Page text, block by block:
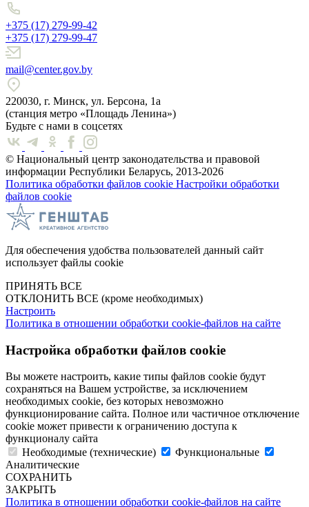
+375 (17) 279-99-42
+375 (17) 279-99-47
mail@center.gov.by
220030, г. Минск, ул. Берсона, 1а
(станция метро «Площадь Ленина»)
Будьте с нами в соцсетях
© Национальный центр законодательства и правовой
информации Республики Беларусь, 2013-2026
Политика обработки файлов cookie Настройки обработки
файлов cookie
Для обеспечения удобства пользователей данный сайт
использует файлы cookie
ПРИНЯТЬ ВСЕ
ОТКЛОНИТЬ ВСЕ (кроме необходимых)
Настроить
Политика в отношении обработки cookie-файлов на сайте
Настройка обработки файлов cookie
Вы можете настроить, какие типы файлов cookie будут
сохраняться на Вашем устройстве, за исключением
необходимых cookie, без которых невозможно
функционирование сайта. Полное или частичное отключение
cookie может привести к ограничению доступа к
функционалу сайта
Необходимые (технические)
Функциональные
Аналитические
СОХРАНИТЬ
ЗАКРЫТЬ
Политика в отношении обработки cookie-файлов на сайте